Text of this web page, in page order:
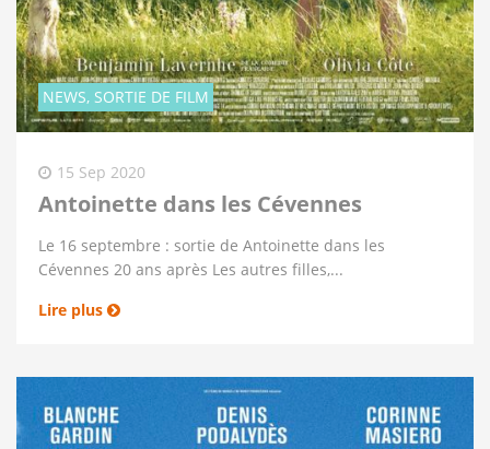
NEWS, SORTIE DE FILM
15 Sep 2020
Antoinette dans les Cévennes
Le 16 septembre : sortie de Antoinette dans les
Cévennes 20 ans après Les autres filles,...
Lire plus